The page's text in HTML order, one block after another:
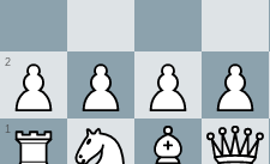
1
2